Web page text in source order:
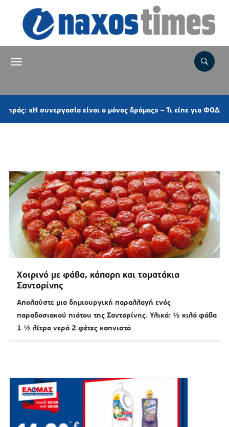
«Η συνεργασία είναι ο μόνος δρόμος» – Τι είπε για ΦΟΔΣΑ,
Χοιρινό με φάβα, κάπαρη και τοματάκια
Σαντορίνης
Απολαύστε μια δημιουργική παραλλαγή ενός
παραδοσιακού πιάτου της Σαντορίνης. Υλικά: ½ κιλό φάβα
1 ½ λίτρο νερό 2 φέτες καπνιστό